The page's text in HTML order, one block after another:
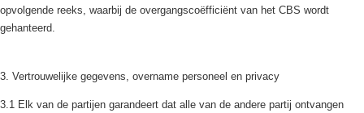
opvolgende reeks, waarbij de overgangscoëfficiënt van het CBS wordt
gehanteerd.
3. Vertrouwelijke gegevens, overname personeel en privacy
3.1 Elk van de partijen garandeert dat alle van de andere partij ontvangen